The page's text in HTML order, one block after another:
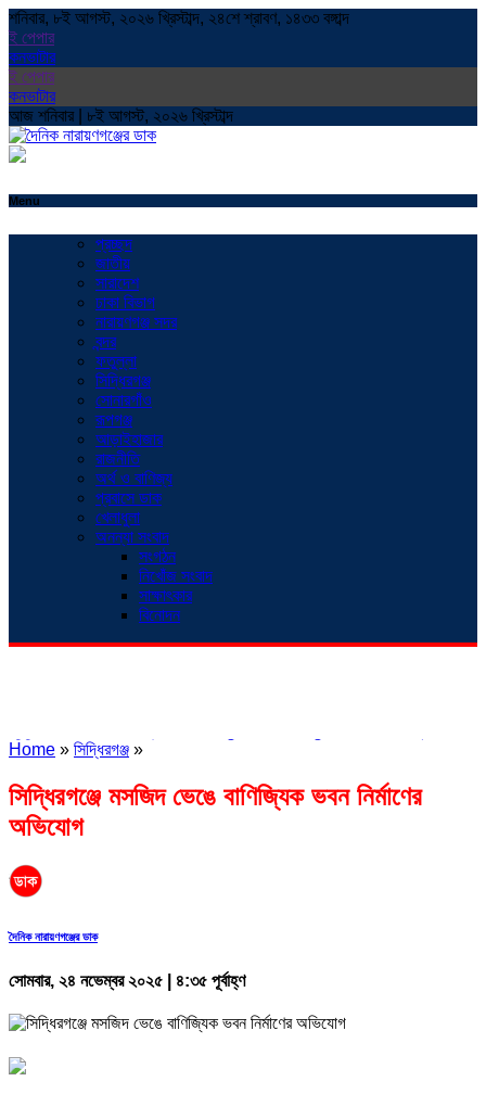
শনিবার, ৮ই আগস্ট, ২০২৬ খ্রিস্টাব্দ, ২৪শে শ্রাবণ, ১৪৩৩ বঙ্গাব্দ
ই পেপার
কনভাটার
ই পেপার
কনভাটার
আজ শনিবার | ৮ই আগস্ট, ২০২৬ খ্রিস্টাব্দ
Menu
প্রচ্ছদ
জাতীয়
সারাদেশ
ঢাকা বিভাগ
নারায়ণগঞ্জ সদর
বন্দর
ফতুল্লা
সিদ্ধিরগঞ্জ
সোনারগাঁও
রূপগঞ্জ
আড়াইহাজার
রাজনীতি
অর্থ ও বাণিজ্য
প্রবাসে ডাক
খেলাধুলা
অনন্যা সংবাদ
সংগঠন
নিখোঁজ সংবাদ
সাক্ষাৎকার
বিনোদন
উন্নয়নের অংশীদার হোন প্রবাসীরা — মোহাম্মদ সাইফুল্লাহ্
Home » সিদ্ধিরগঞ্জ »
সিদ্ধিরগঞ্জে মসজিদ ভেঙে বাণিজ্যিক ভবন নির্মাণের
অভিযোগ
দৈনিক নারায়ণগঞ্জের ডাক
সোমবার, ২৪ নভেম্বর ২০২৫ | ৪:৩৫ পূর্বাহ্ণ